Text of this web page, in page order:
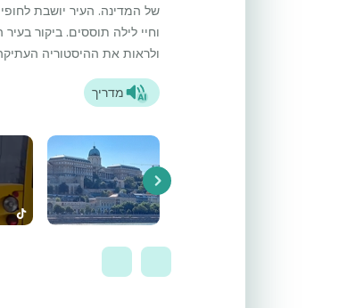
של המדינה. העיר יושבת
וחיי לילה תוססים. ביקור
ולראות את ההיסטוריה
מדריך
Next